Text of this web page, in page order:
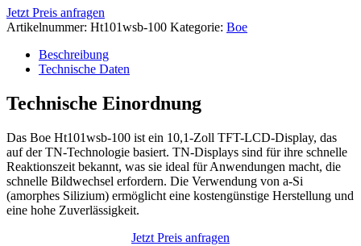
Jetzt Preis anfragen
Artikelnummer: Ht101wsb-100 Kategorie: Boe
Beschreibung
Technische Daten
Technische Einordnung
Das Boe Ht101wsb-100 ist ein 10,1-Zoll TFT-LCD-Display, das
auf der TN-Technologie basiert. TN-Displays sind für ihre schnelle
Reaktionszeit bekannt, was sie ideal für Anwendungen macht, die
schnelle Bildwechsel erfordern. Die Verwendung von a-Si
(amorphes Silizium) ermöglicht eine kostengünstige Herstellung und
eine hohe Zuverlässigkeit.
Jetzt Preis anfragen